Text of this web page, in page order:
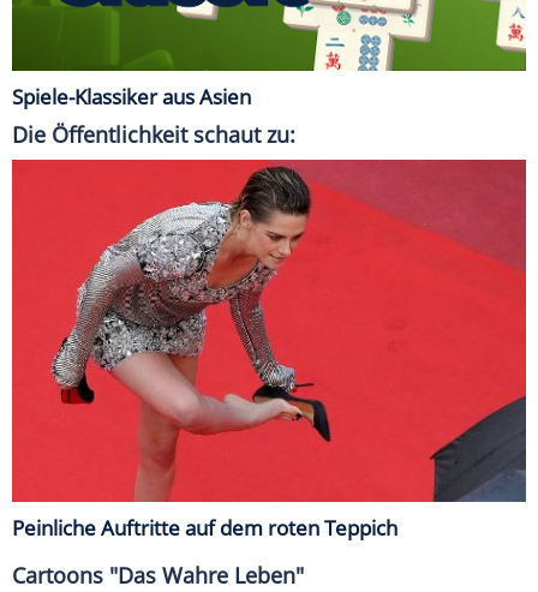
Spiele-Klassiker aus Asien
Die Öffentlichkeit schaut zu:
Peinliche Auftritte auf dem roten Teppich
Cartoons "Das Wahre Leben"